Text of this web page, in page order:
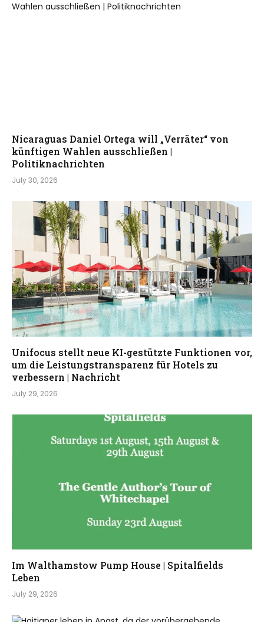
Nicaraguas Daniel Ortega will „Verräter“ von
künftigen Wahlen ausschließen |
Politiknachrichten
July 30, 2026
Unifocus stellt neue KI-gestützte Funktionen vor,
um die Leistungstransparenz für Hotels zu
verbessern | Nachricht
July 29, 2026
Im Walthamstow Pump House | Spitalfields
Leben
July 29, 2026